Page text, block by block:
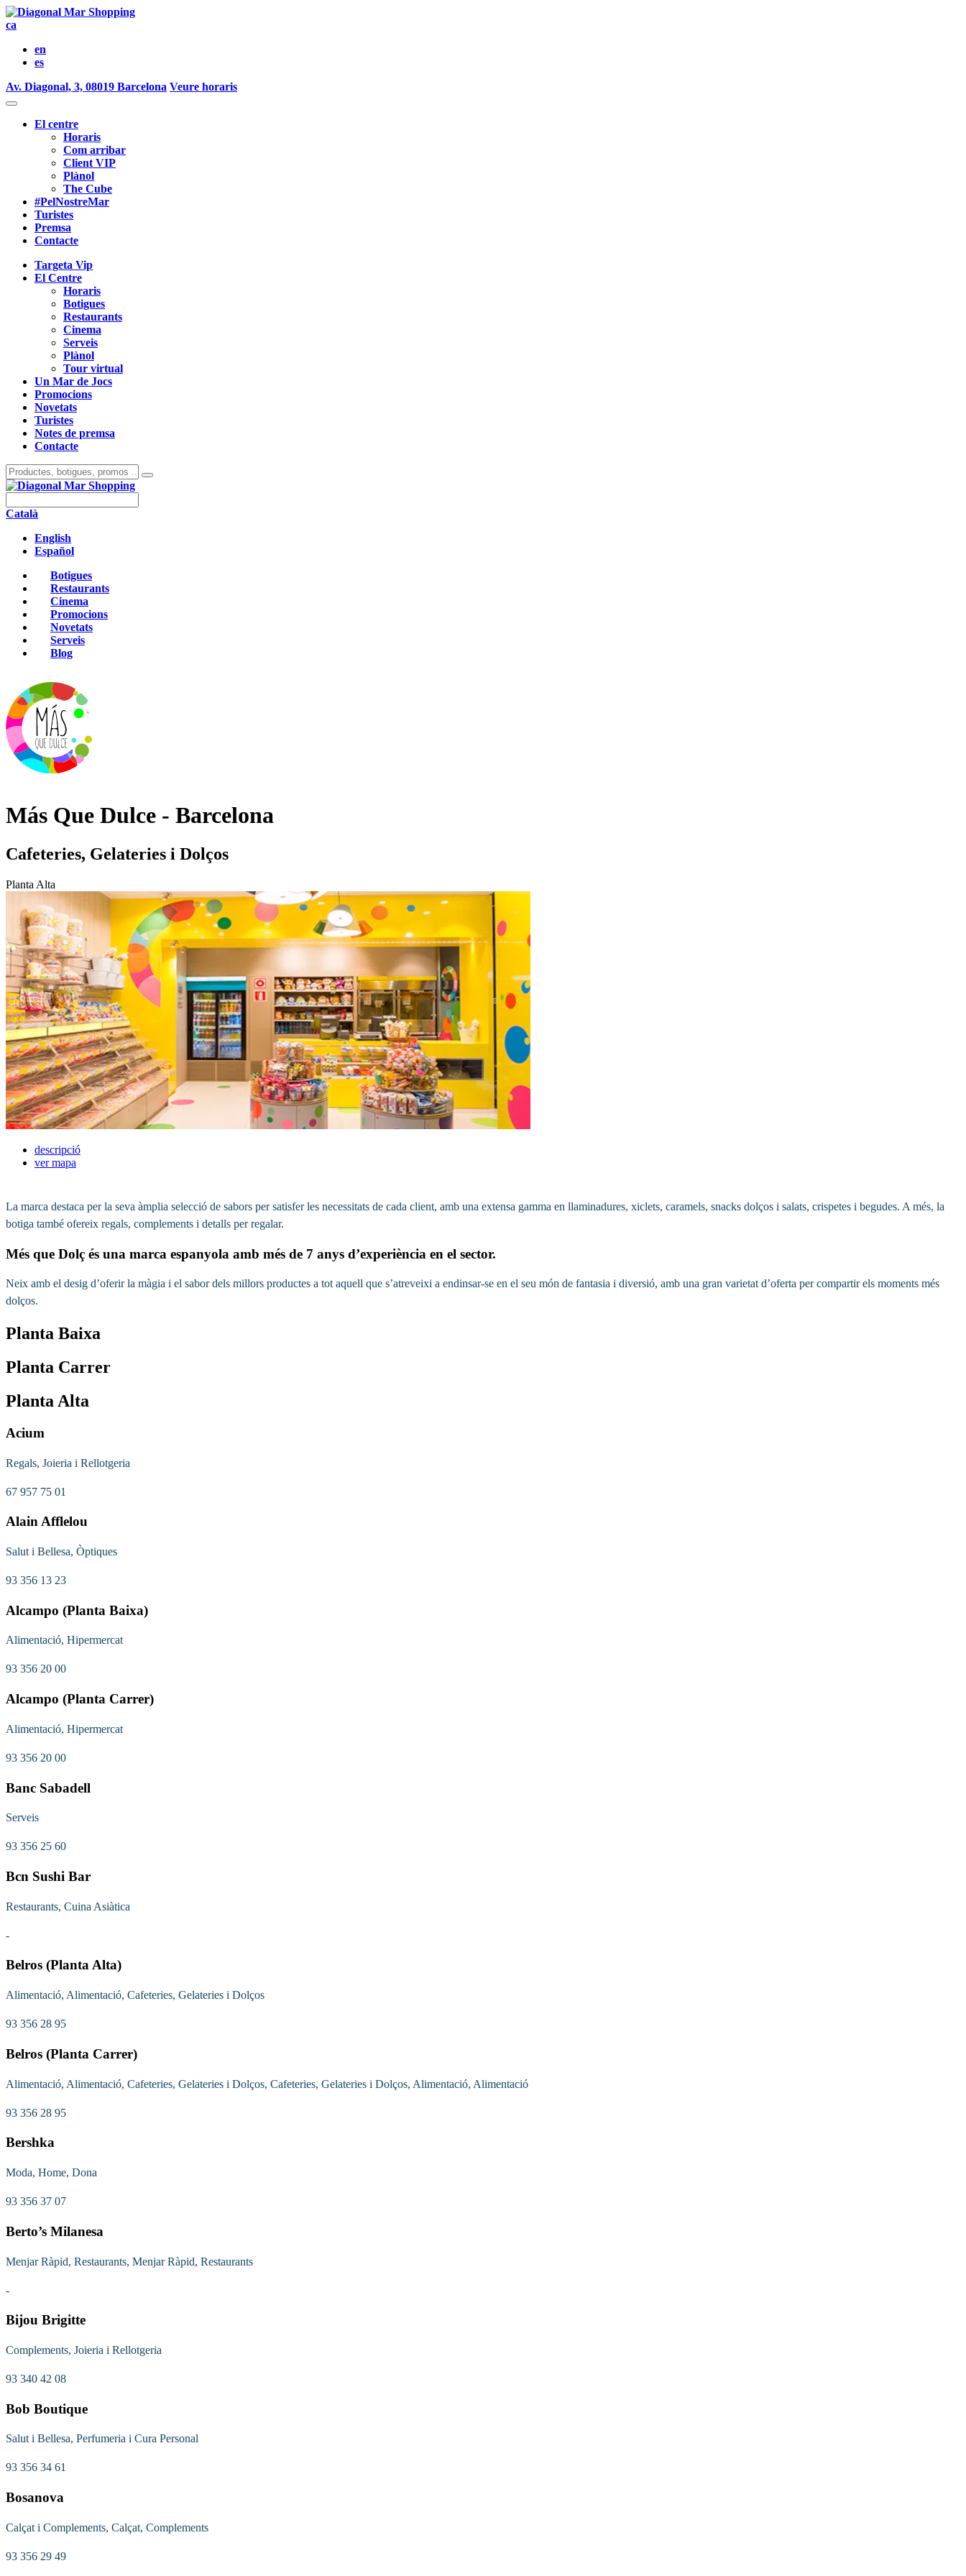
ca
en
es
Av. Diagonal, 3, 08019 Barcelona Veure horaris
El centre
Horaris
Com arribar
Client VIP
Plànol
The Cube
#PelNostreMar
Turistes
Premsa
Contacte
Targeta Vip
El Centre
Horaris
Botigues
Restaurants
Cinema
Serveis
Plànol
Tour virtual
Un Mar de Jocs
Promocions
Novetats
Turistes
Notes de premsa
Contacte
Català
English
Español
Botigues
Restaurants
Cinema
Promocions
Novetats
Serveis
Blog
Más Que Dulce - Barcelona
Cafeteries, Gelateries i Dolços
Planta Alta
descripció
ver mapa
La marca destaca per la seva àmplia selecció de sabors per satisfer les necessitats de cada client, amb una extensa gamma en llaminadures, xiclets, caramels, snacks dolços i salats, crispetes i begudes. A més, la
botiga també ofereix regals, complements i detalls per regalar.
Més que Dolç és una marca espanyola amb més de 7 anys d’experiència en el sector.
Neix amb el desig d’oferir la màgia i el sabor dels millors productes a tot aquell que s’atreveixi a endinsar-se en el seu món de fantasia i diversió, amb una gran varietat d’oferta per compartir els moments més
dolços.
Planta Baixa
Planta Carrer
Planta Alta
Acium
Regals, Joieria i Rellotgeria
67 957 75 01
Alain Afflelou
Salut i Bellesa, Òptiques
93 356 13 23
Alcampo (Planta Baixa)
Alimentació, Hipermercat
93 356 20 00
Alcampo (Planta Carrer)
Alimentació, Hipermercat
93 356 20 00
Banc Sabadell
Serveis
93 356 25 60
Bcn Sushi Bar
Restaurants, Cuina Asiàtica
-
Belros (Planta Alta)
Alimentació, Alimentació, Cafeteries, Gelateries i Dolços
93 356 28 95
Belros (Planta Carrer)
Alimentació, Alimentació, Cafeteries, Gelateries i Dolços, Cafeteries, Gelateries i Dolços, Alimentació, Alimentació
93 356 28 95
Bershka
Moda, Home, Dona
93 356 37 07
Berto’s Milanesa
Menjar Ràpid, Restaurants, Menjar Ràpid, Restaurants
-
Bijou Brigitte
Complements, Joieria i Rellotgeria
93 340 42 08
Bob Boutique
Salut i Bellesa, Perfumeria i Cura Personal
93 356 34 61
Bosanova
Calçat i Complements, Calçat, Complements
93 356 29 49